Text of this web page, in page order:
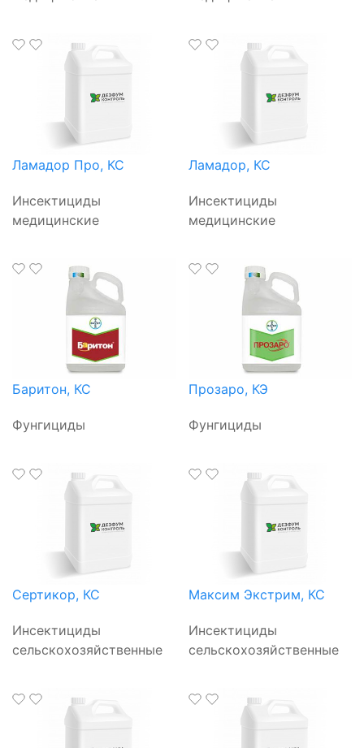
Ламадор Про, КС
Инсектициды
медицинские
Ламадор, КС
Инсектициды
медицинские
Баритон, КС
Фунгициды
Прозаро, КЭ
Фунгициды
Сертикор, КС
Инсектициды
сельскохозяйственные
Максим Экстрим, КС
Инсектициды
сельскохозяйственные